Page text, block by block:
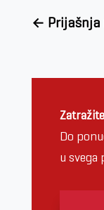
← Prijašnja
Do
u svega